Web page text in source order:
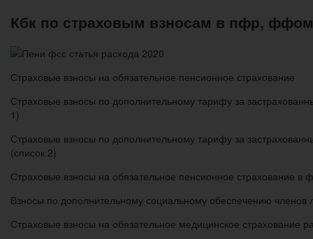
Кбк по страховым взносам в пфр,
Страховые взносы на обязательное пенсионное страхование
Страховые взносы по дополнительному тарифу за
1)
Страховые взносы по дополнительному тарифу за
(список 2)
Страховые взносы на обязательное пенсионное страхование
Взносы по дополнительному социальному обеспечению
Страховые взносы на обязательное медицинское страхование